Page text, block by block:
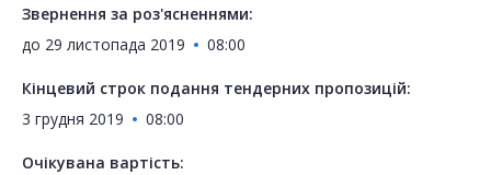
Звернення за роз'ясненнями:
до 29 листопада 2019 08:00
Кінцевий строк подання тендерних пропозицій:
3 грудня 2019
08:00
Очікувана вартість: